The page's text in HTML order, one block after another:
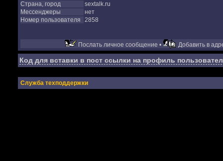
Страна, город
sextalk.ru
Мессенджеры
нет
Номер пользователя
2858
Послать личное сообщение • Добавить в
Код для вставки в пост ссылки на профиль
Служба техподдержки